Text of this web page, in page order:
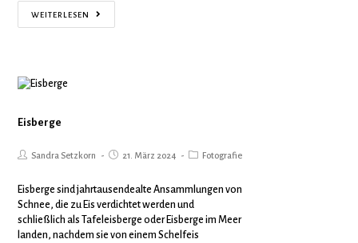
WEITERLESEN
Eisberge
Sandra Setzkorn 21. März 2024 Fotografie
Eisberge sind jahrtausendealte Ansammlungen von
Schnee, die zu Eis verdichtet werden und
schließlich als Tafeleisberge oder Eisberge im Meer
landen, nachdem sie von einem Schelfeis